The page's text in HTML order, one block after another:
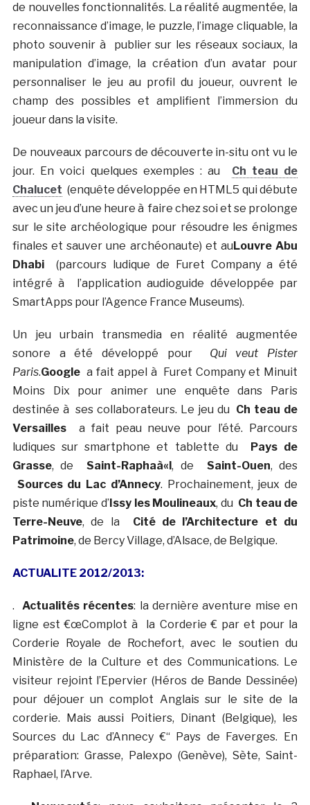
de nouvelles fonctionnalités. La réalité augmentée, la
reconnaissance d’image, le puzzle, l’image cliquable, la
photo souvenir à publier sur les réseaux sociaux, la
manipulation d’image, la création d’un avatar pour
personnaliser le jeu au profil du joueur, ouvrent le
champ des possibles et amplifient l’immersion du
joueur dans la visite.
De nouveaux parcours de découverte in-situ ont vu le
jour. En voici quelques exemples : au Ch teau de
Chalucet (enquête développée en HTML5 qui débute
avec un jeu d’une heure à faire chez soi et se prolonge
sur le site archéologique pour résoudre les énigmes
finales et sauver une archéonaute) et au Louvre Abu
Dhabi(parcours ludique de Furet Company a été
intégré à l’application audioguide développée par
SmartApps pour l’Agence France Museums).
Un jeu urbain transmedia en réalité augmentée
sonore a été développé pour Qui veut Pister
Paris.Googlea fait appel à Furet Company et Minuit
Moins Dix pour animer une enquête dans Paris
destinée à ses collaborateurs. Le jeu du Ch teau de
Versaillesa fait peau neuve pour l’été. Parcours
ludiques sur smartphone et tablette du
Pays de
Grasse, deSaint-Raphaà«l, de Saint-Ouen, des
Sources du Lac d’Annecy. Prochainement, jeux de
piste numérique d’ Issy les Moulineaux, du Ch teau de
Terre-Neuve, de la Cité de l’Architecture et du
Patrimoine, de Bercy Village, d’Alsace, de Belgique.
ACTUALITE 2012/2013:
. Actualités récentes: la dernière aventure mise en
ligne est €œComplot à la Corderie € par et pour la
Corderie Royale de Rochefort, avec le soutien du
Ministère de la Culture et des Communications. Le
visiteur rejoint l’Epervier (Héros de Bande Dessinée)
pour déjouer un complot Anglais sur le site de la
corderie. Mais aussi Poitiers, Dinant (Belgique), les
Sources du Lac d’Annecy €“ Pays de Faverges. En
préparation: Grasse, Palexpo (Genève), Sète, Saint-
Raphael, l’Arve.